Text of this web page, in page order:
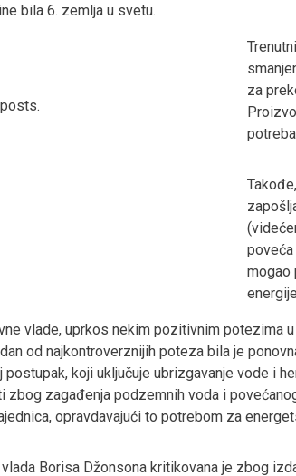
bila 6. zemlja u svetu.
za
mogao
vlade, uprkos nekim pozitivnim potezima
od najkontroverznijih poteza bila je
postupak, koji uključuje ubrizgavanje vode i
zbog zagađenja podzemnih voda i
opravdavajući to potrebom za
Borisa Džonsona kritikovana je zbog